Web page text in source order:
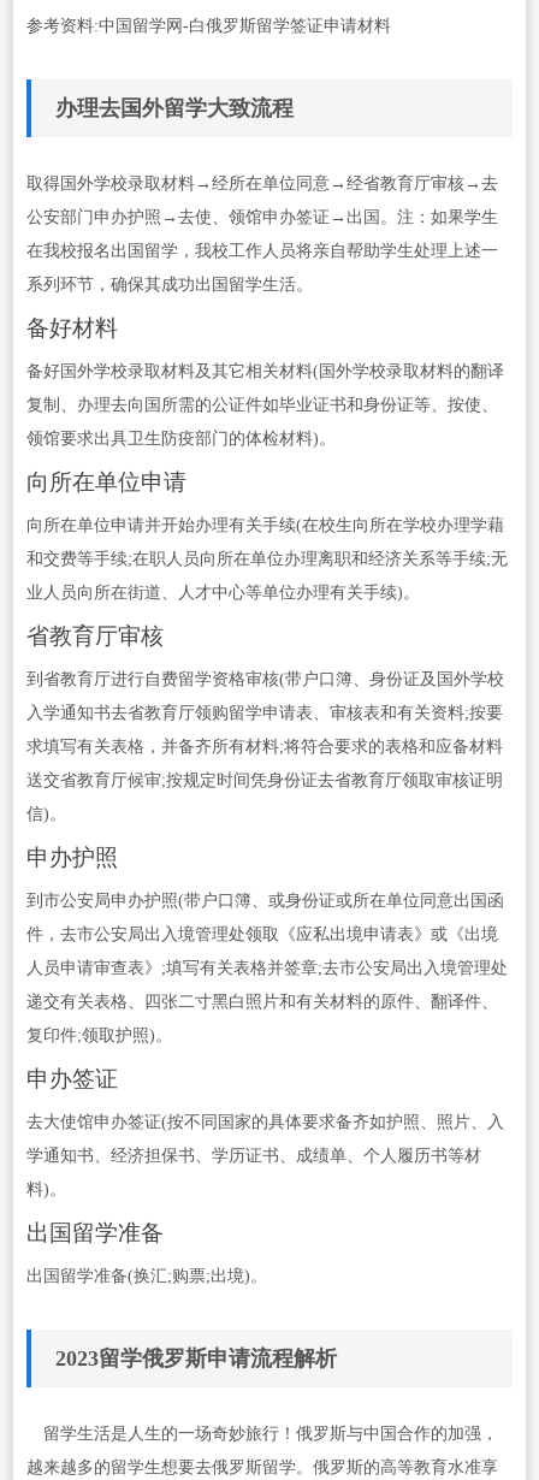
参考资料:中国留学网-白俄罗斯留学签证申请材料
办理去国外留学大致流程
取得国外学校录取材料→经所在单位同意→经省教育厅审核→去
公安部门申办护照→去使、领馆申办签证→出国。注：如果学生
在我校报名出国留学，我校工作人员将亲自帮助学生处理上述一
系列环节，确保其成功出国留学生活。
备好材料
备好国外学校录取材料及其它相关材料(国外学校录取材料的翻译
复制、办理去向国所需的公证件如毕业证书和身份证等、按使、
领馆要求出具卫生防疫部门的体检材料)。
向所在单位申请
向所在单位申请并开始办理有关手续(在校生向所在学校办理学藉
和交费等手续;在职人员向所在单位办理离职和经济关系等手续;无
业人员向所在街道、人才中心等单位办理有关手续)。
省教育厅审核
到省教育厅进行自费留学资格审核(带户口簿、身份证及国外学校
入学通知书去省教育厅领购留学申请表、审核表和有关资料;按要
求填写有关表格，并备齐所有材料;将符合要求的表格和应备材料
送交省教育厅候审;按规定时间凭身份证去省教育厅领取审核证明
信)。
申办护照
到市公安局申办护照(带户口簿、或身份证或所在单位同意出国函
件，去市公安局出入境管理处领取《应私出境申请表》或《出境
人员申请审查表》;填写有关表格并签章;去市公安局出入境管理处
递交有关表格、四张二寸黑白照片和有关材料的原件、翻译件、
复印件;领取护照)。
申办签证
去大使馆申办签证(按不同国家的具体要求备齐如护照、照片、入
学通知书、经济担保书、学历证书、成绩单、个人履历书等材
料)。
出国留学准备
出国留学准备(换汇;购票;出境)。
2023留学俄罗斯申请流程解析
留学生活是人生的一场奇妙旅行！俄罗斯与中国合作的加强，
越来越多的留学生想要去俄罗斯留学。俄罗斯的高等教育水准享